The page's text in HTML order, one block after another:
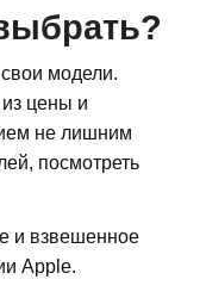
модели.
цены и
не лишним
посмотреть
и взвешенное
Apple.